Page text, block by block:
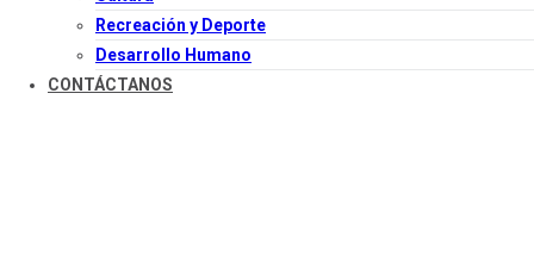
Recreación y Deporte
Desarrollo Humano
CONTÁCTANOS